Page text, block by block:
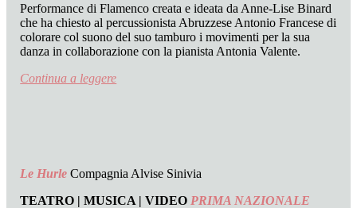
Performance di Flamenco creata e ideata da Anne-Lise Binard
che ha chiesto al percussionista Abruzzese Antonio Francese di
colorare col suono del suo tamburo i movimenti per la sua
danza in collaborazione con la pianista Antonia Valente.
Continua a leggere
Le Hurle Compagnia Alvise Sinivia
TEATRO | MUSICA | VIDEO PRIMA NAZIONALE